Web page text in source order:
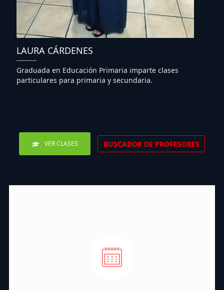
LAURA CÁRDENES
Graduada en Educación Primaria imparte clases
particulares para primaria y secundaria.
VER CLASES BUSCADOR DE PROFESORES